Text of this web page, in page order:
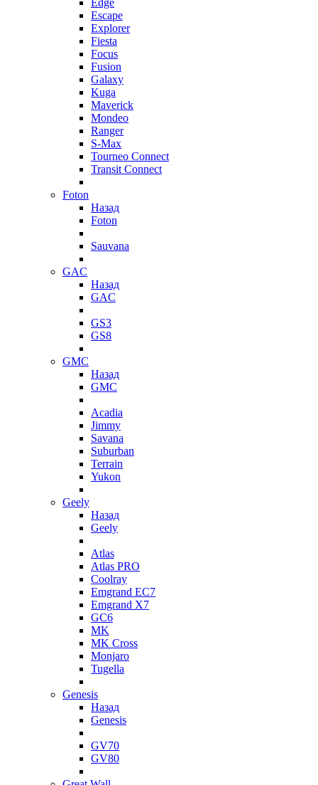
Edge
Escape
Explorer
Fiesta
Focus
Fusion
Galaxy
Kuga
Maverick
Mondeo
Ranger
S-Max
Tourneo Connect
Transit Connect
Foton
Назад
Foton
Sauvana
GAC
Назад
GAC
GS3
GS8
GMC
Назад
GMC
Acadia
Jimmy
Savana
Suburban
Terrain
Yukon
Geely
Назад
Geely
Atlas
Atlas PRO
Coolray
Emgrand EC7
Emgrand X7
GC6
MK
MK Cross
Monjaro
Tugella
Genesis
Назад
Genesis
GV70
GV80